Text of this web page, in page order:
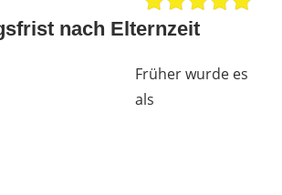
nach Elternzeit
Früher wurde es
als